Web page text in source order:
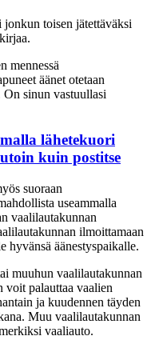
jonkun toisen jätettäväksi
mennessä
äänet otetaan
On sinun vastuullasi
lähetekuori
kuin postitse
suoraan
useammalla
vaalilautakunnan
ilmoittamaan
hyvänsä äänestyspaikalle.
muuhun vaalilautakunnan
voit palauttaa vaalien
ja kuudennen täyden
Muu vaalilautakunnan
vaaliauto.